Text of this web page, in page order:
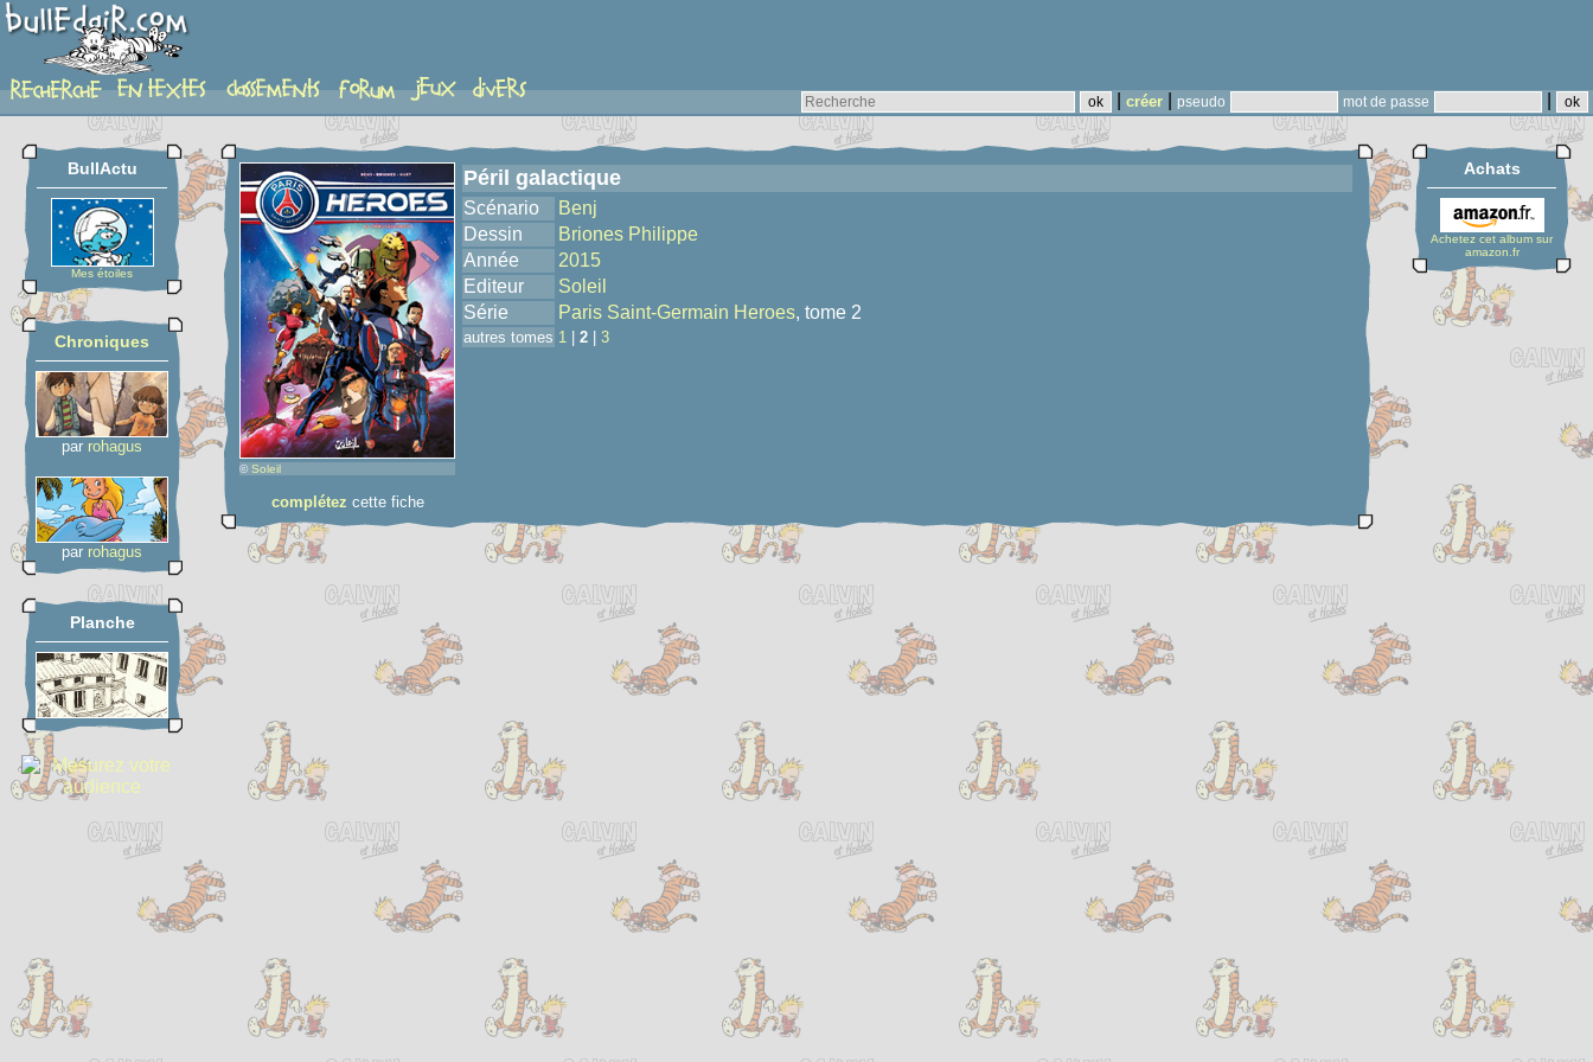
créer pseudo mot de passe
album
BullActu
Mes étoiles
Chroniques
par rohagus
par rohagus
Planche
© Soleil
complétez cette fiche
Péril galactique
Scénario
Benj
Dessin
Briones Philippe
Année
2015
Editeur
Soleil
Série
Paris Saint-Germain Heroes, tome 2
autres tomes 1 2 3
Achats
Achetez cet album sur
amazon.fr